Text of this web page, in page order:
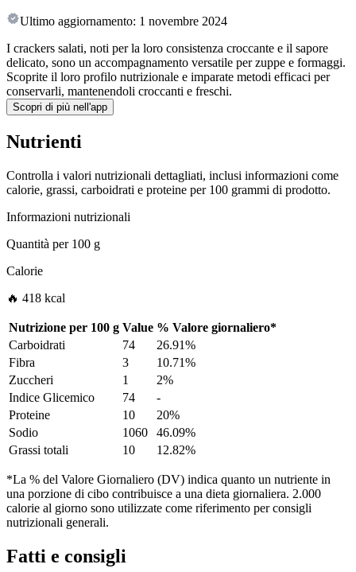
Ultimo aggiornamento: 1 novembre 2024
I crackers salati, noti per la loro consistenza croccante e il sapore
delicato, sono un accompagnamento versatile per zuppe e formaggi.
Scoprite il loro profilo nutrizionale e imparate metodi efficaci per
conservarli, mantenendoli croccanti e freschi.
Scopri di più nell'app
Nutrienti
Controlla i valori nutrizionali dettagliati, inclusi informazioni come
calorie, grassi, carboidrati e proteine per 100 grammi di prodotto.
Informazioni nutrizionali
Quantità per100 g
Calorie
🔥 418 kcal
Nutrizione per 100 g Value % Valore giornaliero*
Carboidrati
74
26.91%
Fibra
3
10.71%
Zuccheri
1
2%
Indice Glicemico
74
-
Proteine
10
20%
Sodio
1060
46.09%
Grassi totali
10 12.82%
*La % del Valore Giornaliero (DV) indica quanto un nutriente in
una porzione di cibo contribuisce a una dieta giornaliera. 2.000
calorie al giorno sono utilizzate come riferimento per consigli
nutrizionali generali.
Fatti e consigli